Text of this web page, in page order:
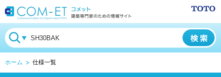
ホーム 仕様一覧